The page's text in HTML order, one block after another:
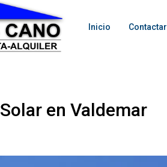
Inicio Contactar
en Valdemar